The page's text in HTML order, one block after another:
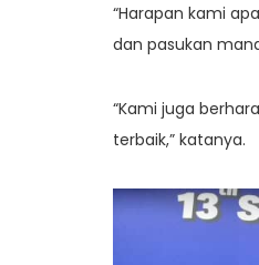
“Harapan kami
dan pasukan
“Kami juga
terbaik,” katanya.